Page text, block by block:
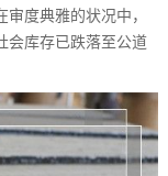
度典雅的状况中，
会库存已跌落至公道